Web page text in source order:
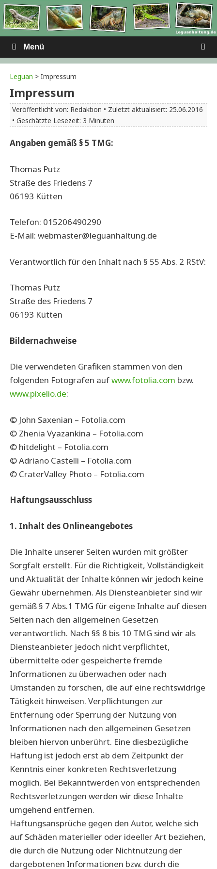
Zum
Inhalt
springen
Menü
Leguan > Impressum
Impressum
Veröffentlicht von: Redaktion • Zuletzt aktualisiert: 25.06.2016
• Geschätzte Lesezeit: 3 Minuten
Angaben gemäß § 5 TMG:
Thomas Putz
Straße des Friedens 7
06193 Kütten
Telefon: 015206490290
E-Mail: webmaster@leguanhaltung.de
Verantwortlich für den Inhalt nach § 55 Abs. 2 RStV:
Thomas Putz
Straße des Friedens 7
06193 Kütten
Bildernachweise
Die verwendeten Grafiken stammen von den
folgenden Fotografen aufwww.fotolia.com bzw.
www.pixelio.de:
© John Saxenian – Fotolia.com
© Zhenia Vyazankina – Fotolia.com
© hitdelight – Fotolia.com
© Adriano Castelli – Fotolia.com
© CraterValley Photo – Fotolia.com
Haftungsausschluss
1. Inhalt des Onlineangebotes
Die Inhalte unserer Seiten wurden mit größter
Sorgfalt erstellt. Für die Richtigkeit, Vollständigkeit
und Aktualität der Inhalte können wir jedoch keine
Gewähr übernehmen. Als Diensteanbieter sind wir
gemäß § 7 Abs.1 TMG für eigene Inhalte auf diesen
Seiten nach den allgemeinen Gesetzen
verantwortlich. Nach §§ 8 bis 10 TMG sind wir als
Diensteanbieter jedoch nicht verpflichtet,
übermittelte oder gespeicherte fremde
Informationen zu überwachen oder nach
Umständen zu forschen, die auf eine rechtswidrige
Tätigkeit hinweisen. Verpflichtungen zur
Entfernung oder Sperrung der Nutzung von
Informationen nach den allgemeinen Gesetzen
bleiben hiervon unberührt. Eine diesbezügliche
Haftung ist jedoch erst ab dem Zeitpunkt der
Kenntnis einer konkreten Rechtsverletzung
möglich. Bei Bekanntwerden von entsprechenden
Rechtsverletzungen werden wir diese Inhalte
umgehend entfernen.
Haftungsansprüche gegen den Autor, welche sich
auf Schäden materieller oder ideeller Art beziehen,
die durch die Nutzung oder Nichtnutzung der
dargebotenen Informationen bzw. durch die